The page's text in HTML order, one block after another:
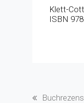
Klett-
ISBN